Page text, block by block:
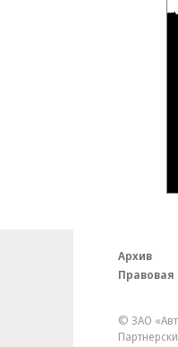
Архив
© ЗАО